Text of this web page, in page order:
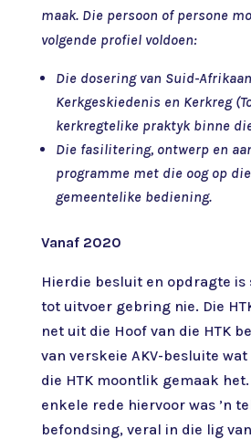
maak. Die persoon of persone
volgende profiel voldoen:
Die dosering van Suid-
Kerkgeskiedenis en Kerkreg
kerkregtelike praktyk binne
Die fasilitering, ontwerp en
programme met die oog op
gemeentelike bediening.
Vanaf 2020
Hierdie besluit en opdragte is
tot uitvoer gebring nie. Die
net uit die Hoof van die HTK
van verskeie AKV-besluite
die HTK moontlik gemaak
enkele rede hiervoor was ’n
befondsing, veral in die lig